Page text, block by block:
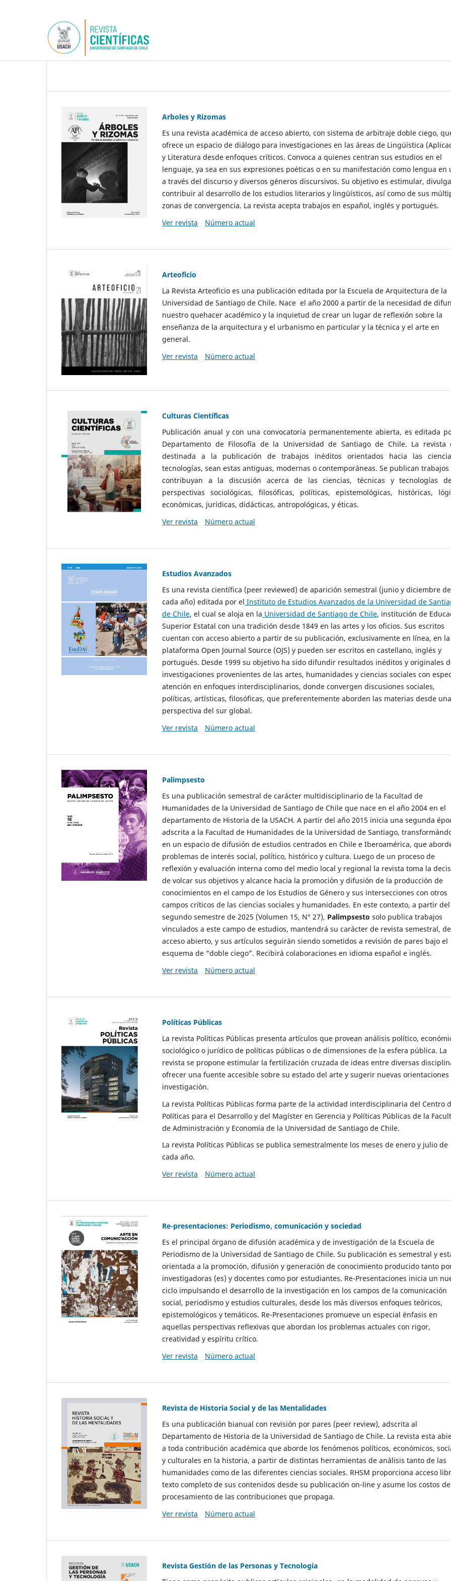
Arboles y Rizomas
Es una revista académica de acceso abierto, con sistema de arbitraje doble ciego,
ofrece un espacio de diálogo para investigaciones en las áreas de Lingüística
y Literatura desde enfoques críticos. Convoca a quienes centran sus estudios en el
lenguaje, ya sea en sus expresiones poéticas o en su manifestación como lengua en
a través del discurso y diversos géneros discursivos. Su objetivo es estimular,
contribuir al desarrollo de los estudios literarios y lingüísticos, así como de sus
zonas de convergencia. La revista acepta trabajos en español, inglés y portugués.
Ver revista
Número actual
Arteoficio
La Revista Arteoficio es una publicación editada por la Escuela de Arquitectura de la
Universidad de Santiago de Chile. Nace el año 2000 a partir de la necesidad de
nuestro quehacer académico y la inquietud de crear un lugar de reflexión sobre la
enseñanza de la arquitectura y el urbanismo en particular y la técnica y el arte en
general.
Ver revista
Número actual
Culturas Científicas
Publicación anual y con una convocatoria permanentemente abierta, es editada
Departamento de Filosofía de la Universidad de Santiago de Chile. La revista
destinada a la publicación de trabajos inéditos orientados hacia las
tecnologías, sean estas antiguas, modernas o contemporáneas. Se publican
contribuyan a la discusión acerca de las ciencias, técnicas y tecnologías
perspectivas sociológicas, filosóficas, políticas, epistemológicas, históricas,
económicas, jurídicas, didácticas, antropológicas, y éticas.
Ver revista
Número actual
Estudios Avanzados
Es una revista científica (peer reviewed) de aparición semestral (junio y diciembre de
cada año) editada por el Instituto de Estudios Avanzados de la Universidad de
de Chile, el cual se aloja en la Universidad de Santiago de Chile, institución de
Superior Estatal con una tradición desde 1849 en las artes y los oficios. Sus escritos
cuentan con acceso abierto a partir de su publicación, exclusivamente en línea, en la
plataforma Open Journal Source (OJS) y pueden ser escritos en castellano, inglés y
portugués. Desde 1999 su objetivo ha sido difundir resultados inéditos y originales
investigaciones provenientes de las artes, humanidades y ciencias sociales con
atención en enfoques interdisciplinarios, donde convergen discusiones sociales,
políticas, artísticas, filosóficas, que preferentemente aborden las materias desde una
perspectiva del sur global.
Ver revista
Número actual
Palimpsesto
Es una publicación semestral de carácter multidisciplinario de la Facultad de
Humanidades de la Universidad de Santiago de Chile que nace en el año 2004 en el
departamento de Historia de la USACH. A partir del año 2015 inicia una segunda
adscrita a la Facultad de Humanidades de la Universidad de Santiago,
en un espacio de difusión de estudios centrados en Chile e Iberoamérica, que
problemas de interés social, político, histórico y cultura. Luego de un proceso de
reflexión y evaluación interna como del medio local y regional la revista toma la
de volcar sus objetivos y alcance hacia la promoción y difusión de la producción de
conocimientos en el campo de los Estudios de Género y sus intersecciones con otros
campos críticos de las ciencias sociales y humanidades. En este contexto, a partir del
segundo semestre de 2025 (Volumen 15, N° 27), Palimpsesto solo publica trabajos
vinculados a este campo de estudios, mantendrá su carácter de revista semestral, de
acceso abierto, y sus artículos seguirán siendo sometidos a revisión de pares bajo el
esquema de “doble ciego”. Recibirá colaboraciones en idioma español e inglés.
Ver revista
Número actual
Políticas Públicas
La revista Políticas Públicas presenta artículos que provean análisis político,
sociológico o jurídico de políticas públicas o de dimensiones de la esfera pública. La
revista se propone estimular la fertilización cruzada de ideas entre diversas
ofrecer una fuente accesible sobre su estado del arte y sugerir nuevas orientaciones
investigación.
La revista Políticas Públicas forma parte de la actividad interdisciplinaria del Centro
Políticas para el Desarrollo y del Magíster en Gerencia y Políticas Públicas de la
de Administración y Economía de la Universidad de Santiago de Chile.
La revista Políticas Públicas se publica semestralmente los meses de enero y julio de
cada año.
Ver revista
Número actual
Re-presentaciones: Periodismo, comunicación y sociedad
Es el principal órgano de difusión académica y de investigación de la Escuela de
Periodismo de la Universidad de Santiago de Chile. Su publicación es semestral y
orientada a la promoción, difusión y generación de conocimiento producido tanto
investigadoras (es) y docentes como por estudiantes. Re-Presentaciones inicia un
ciclo impulsando el desarrollo de la investigación en los campos de la comunicación
social, periodismo y estudios culturales, desde los más diversos enfoques teóricos,
epistemológicos y temáticos. Re-Presentaciones promueve un especial énfasis en
aquellas perspectivas reflexivas que abordan los problemas actuales con rigor,
creatividad y espíritu crítico.
Ver revista
Número actual
Revista de Historia Social y de las Mentalidades
Es una publicación bianual con revisión por pares (peer review), adscrita al
Departamento de Historia de la Universidad de Santiago de Chile. La revista esta
a toda contribución académica que aborde los fenómenos políticos, económicos,
y culturales en la historia, a partir de distintas herramientas de análisis tanto de las
humanidades como de las diferentes ciencias sociales. RHSM proporciona acceso
texto completo de sus contenidos desde su publicación on-line y asume los costos de
procesamiento de las contribuciones que propaga.
Ver revista
Número actual
Revista Gestión de las Personas y Tecnología